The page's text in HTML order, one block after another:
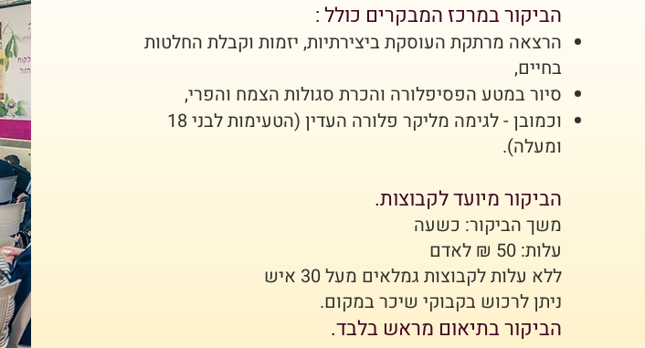
הביקור במרכז המבקרים כולל :
הרצאה מרתקת העוסקת ביצירתיות, יזמות וקבלת החלטות
בחיים,
סיור במטע הפסיפלורה והכרת סגולות הצמח והפרי,
וכמובן - לגימה מליקר פלורה העדין (הטעימות לבני 18
ומעלה).
הביקור מיועד לקבוצות.
משך הביקור: כשעה
עלות: 50 ₪ לאדם
ללא עלות לקבוצות גמלאים מעל 30 איש
ניתן לרכוש בקבוקי שיכר במקום.
הביקור בתיאום מראש בלבד.